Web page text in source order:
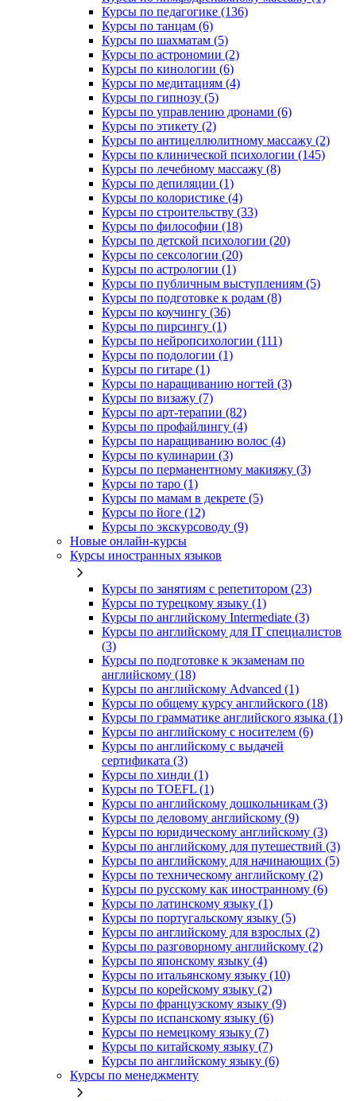
Курсы по педагогике (136)
Курсы по танцам (6)
Курсы по шахматам (5)
Курсы по астрономии (2)
Курсы по кинологии (6)
Курсы по медитациям (4)
Курсы по гипнозу (5)
Курсы по управлению дронами (6)
Курсы по этикету (2)
Курсы по антицеллюлитному массажу (2)
Курсы по клинической психологии (145)
Курсы по лечебному массажу (8)
Курсы по депиляции (1)
Курсы по колористике (4)
Курсы по строительству (33)
Курсы по философии (18)
Курсы по детской психологии (20)
Курсы по сексологии (20)
Курсы по астрологии (1)
Курсы по публичным выступлениям (5)
Курсы по подготовке к родам (8)
Курсы по коучингу (36)
Курсы по пирсингу (1)
Курсы по нейропсихологии (111)
Курсы по подологии (1)
Курсы по гитаре (1)
Курсы по наращиванию ногтей (3)
Курсы по визажу (7)
Курсы по арт-терапии (82)
Курсы по профайлингу (4)
Курсы по наращиванию волос (4)
Курсы по кулинарии (3)
Курсы по перманентному макияжу (3)
Курсы по таро (1)
Курсы по мамам в декрете (5)
Курсы по йоге (12)
Курсы по экскурсоводу (9)
Новые онлайн‑курсы
Курсы иностранных языков
Курсы по занятиям с репетитором (23)
Курсы по турецкому языку (1)
Курсы по английскому Intermediate (3)
Курсы по английскому для IT специалистов
(3)
Курсы по подготовке к экзаменам по
английскому (18)
Курсы по английскому Advanced (1)
Курсы по общему курсу английского (18)
Курсы по грамматике английского языка (1)
Курсы по английскому с носителем (6)
Курсы по английскому с выдачей
сертификата (3)
Курсы по хинди (1)
Курсы по TOEFL (1)
Курсы по английскому дошкольникам (3)
Курсы по деловому английскому (9)
Курсы по юридическому английскому (3)
Курсы по английскому для путешествий (3)
Курсы по английскому для начинающих (5)
Курсы по техническому английскому (2)
Курсы по русскому как иностранному (6)
Курсы по латинскому языку (1)
Курсы по португальскому языку (5)
Курсы по английскому для взрослых (2)
Курсы по разговорному английскому (2)
Курсы по японскому языку (4)
Курсы по итальянскому языку (10)
Курсы по корейскому языку (2)
Курсы по французскому языку (9)
Курсы по испанскому языку (6)
Курсы по немецкому языку (7)
Курсы по китайскому языку (7)
Курсы по английскому языку (6)
Курсы по менеджменту